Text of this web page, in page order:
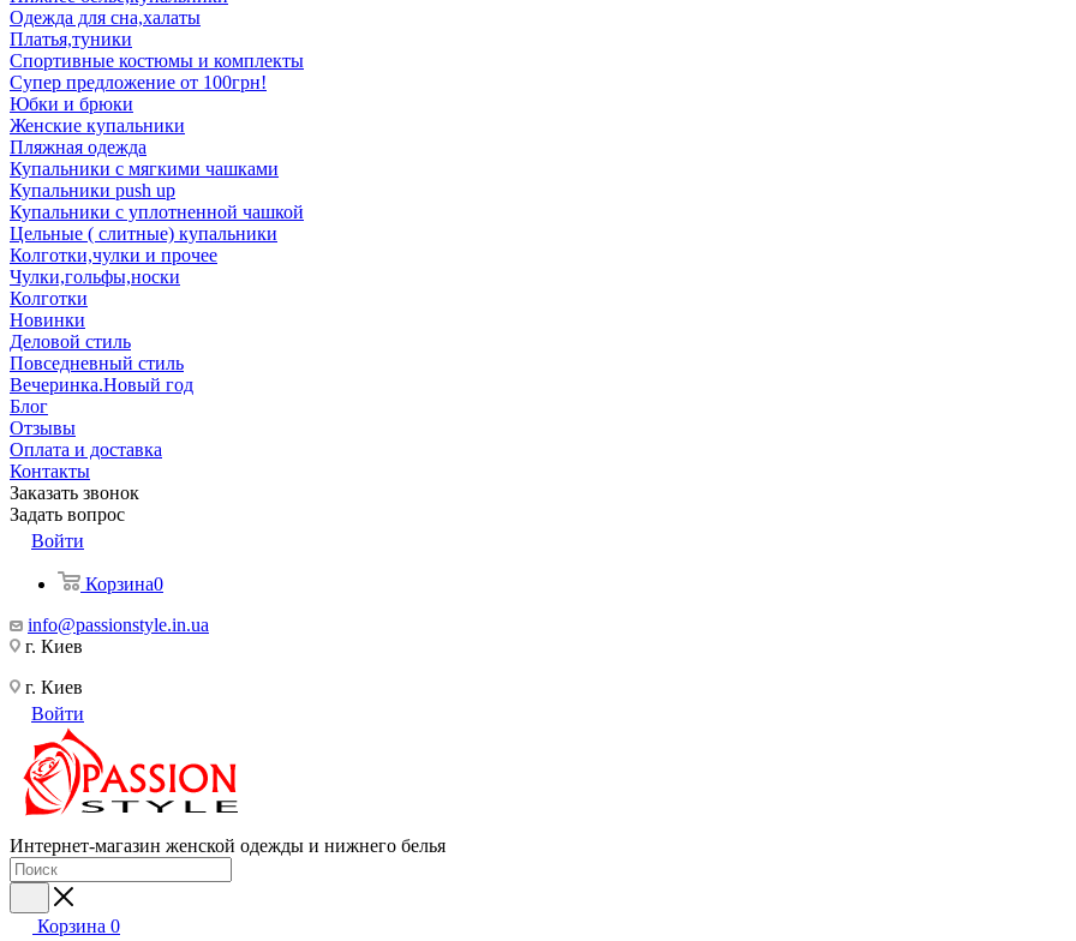
Одежда для сна,халаты
Платья,туники
Спортивные костюмы и комплекты
Супер предложение от 100грн!
Юбки и брюки
Женские купальники
Пляжная одежда
Купальники с мягкими чашками
Купальники push up
Купальники с уплотненной чашкой
Цельные ( слитные) купальники
Колготки,чулки и прочее
Чулки,гольфы,носки
Колготки
Новинки
Деловой стиль
Повседневный стиль
Вечеринка.Новый год
Блог
Отзывы
Оплата и доставка
Контакты
Заказать звонок
Задать вопрос
Войти
Корзина0
info@passionstyle.in.ua
г. Киев
г. Киев
Войти
Интернет-магазин женской одежды и нижнего белья
Корзина 0